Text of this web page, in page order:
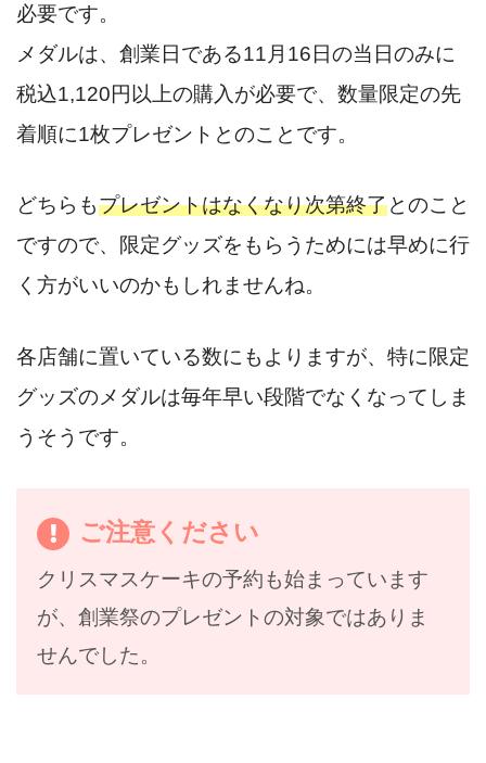
必要です。
メダルは、創業日である11月16日の当日のみに
税込1,120円以上の購入が必要で、数量限定の先
着順に1枚プレゼントとのことです。
どちらもプレゼントはなくなり次第終了とのこと
ですので、限定グッズをもらうためには早めに行
く方がいいのかもしれませんね。
各店舗に置いている数にもよりますが、特に限定
グッズのメダルは毎年早い段階でなくなってしま
うそうです。
ご注意ください
クリスマスケーキの予約も始まっています
が、創業祭のプレゼントの対象ではありま
せんでした。